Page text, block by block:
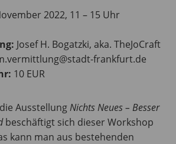
2022, 11 – 15 Uhr
Josef H. Bogatzki, aka. TheJoCraft
frankfurt.de
10 EUR
AusstellungNichts Neues – Besser
beschäftigt sich dieser Workshop
kann man aus bestehenden